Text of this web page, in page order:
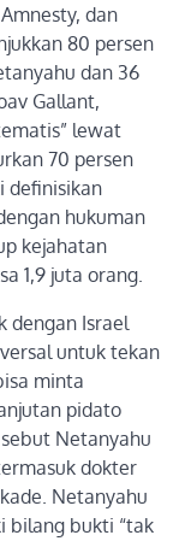
dan
80 persen
dan 36
Gallant,
lewat
70 persen
definisikan
hukuman
kejahatan
1,9 juta orang.
dengan Israel
untuk tekan
minta
pidato
Netanyahu
dokter
Netanyahu
bilang bukti “tak